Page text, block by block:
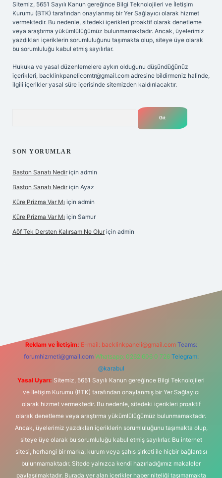
Sitemiz, 5651 Sayılı Kanun gereğince Bilgi Teknolojileri ve İletişim
Kurumu (BTK) tarafından onaylanmış bir Yer Sağlayıcı olarak hizmet
vermektedir. Bu nedenle, sitedeki içerikleri proaktif olarak denetleme
veya araştırma yükümlülüğümüz bulunmamaktadır. Ancak, üyelerimiz
yazdıkları içeriklerin sorumluluğunu taşımakta olup, siteye üye olarak
bu sorumluluğu kabul etmiş sayılırlar.
Hukuka ve yasal düzenlemelere aykırı olduğunu düşündüğünüz
içerikleri, backlinkpanelicomtr@gmail.com adresine bildirmeniz halinde,
ilgili içerikler yasal süre içerisinde sitemizden kaldırılacaktır.
SON YORUMLAR
Baston Sanatı Nedir için admin
Baston Sanatı Nedir için Ayaz
Küre Prizma Var Mı için admin
Küre Prizma Var Mı için Samur
Aöf Tek Dersten Kalırsam Ne Olur için admin
Reklam ve İletişim: E-mail: backlinkpaneli@gmail.com Teams:
forumhizmeti@gmail.com Whatsapp: 0262 606 0 726 Telegram:
@karabul
Yasal Uyarı: Sitemiz, 5651 Sayılı Kanun gereğince Bilgi Teknolojileri
ve İletişim Kurumu (BTK) tarafından onaylanmış bir Yer Sağlayıcı
olarak hizmet vermektedir. Bu nedenle, sitedeki içerikleri proaktif
olarak denetleme veya araştırma yükümlülüğümüz bulunmamaktadır.
Ancak, üyelerimiz yazdıkları içeriklerin sorumluluğunu taşımakta olup,
siteye üye olarak bu sorumluluğu kabul etmiş sayılırlar. Bu internet
sitesi, herhangi bir marka, kurum veya şahıs şirketi ile hiçbir bağlantısı
bulunmamaktadır. Sitede yalnızca kendi hazırladığımız makaleler
paylaşılmaktadır. Burada yer alan içerikler haber niteliği taşımamakta